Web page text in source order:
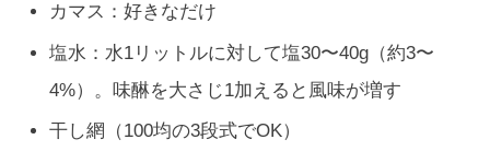
カマス：好きなだけ
塩水：水1リットルに対して塩30〜40g（約3〜
4%）。味醂を大さじ1加えると風味が増す
干し網（100均の3段式でOK）